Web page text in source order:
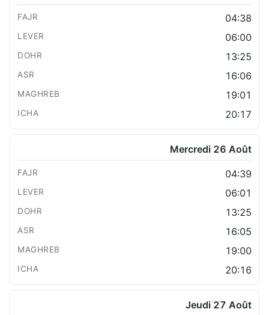
04:38
06:00
13:25
16:06
19:01
20:17
Mercredi 26 Août
04:39
06:01
13:25
16:05
19:00
20:16
Jeudi 27 Août